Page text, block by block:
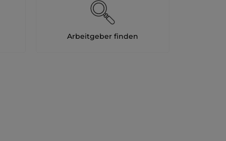
Arbeitgeber finden